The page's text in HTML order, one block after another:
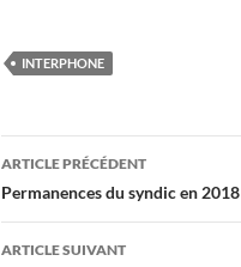
INTERPHONE
Navigation
des
articles
ARTICLE PRÉCÉDENT
Permanences du syndic en 2018
ARTICLE SUIVANT